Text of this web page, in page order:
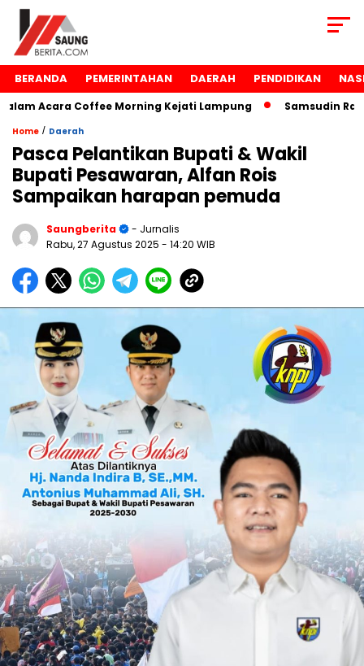
BERANDA PEMERINTAHAN DAERAH PENDIDIKAN
Acara Coffee Morning Kejati Lampung Samsudin Raih
Home / Daerah
Pasca Pelantikan Bupati & Wakil
Bupati Pesawaran, Alfan Rois
Sampaikan harapan pemuda
Saungberita
- Jurnalis
Rabu, 27 Agustus 2025 - 14:20 WIB